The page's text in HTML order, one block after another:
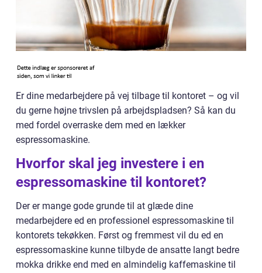
Er dine medarbejdere på vej tilbage til kontoret – og vil
du gerne højne trivslen på arbejdspladsen? Så kan du
med fordel overraske dem med en lækker
espressomaskine.
Hvorfor skal jeg investere i en
espressomaskine til kontoret?
Der er mange gode grunde til at glæde dine
medarbejdere ed en professionel espressomaskine til
kontorets tekøkken. Først og fremmest vil du ed en
espressomaskine kunne tilbyde de ansatte langt bedre
mokka drikke end med en almindelig kaffemaskine til